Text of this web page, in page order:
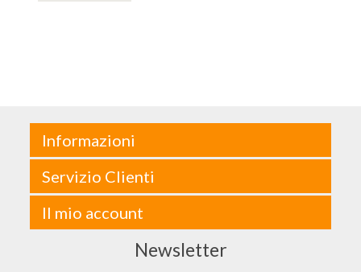
Informazioni
Servizio Clienti
Il mio account
Newsletter